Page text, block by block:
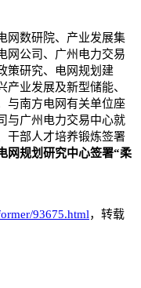
网数研院、产业发展集
网公司、广州电力交易
策研究、电网规划建
业发展及新型储能、
与南方电网有关单位座
与广州电力交易中心就
干部人才培养锻炼签署
网规划研究中心签署“柔
93675.html，转载